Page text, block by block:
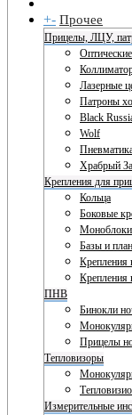
+- Прочее
Прицелы, ЛЦУ,
Лазерные
Патроны
Black
Wolf
Храбрый
Крепления для
Кольца
Боковые
Моноблоки
Базы и
Крепления
Крепления
ПНВ
Бинокли
Прицелы
Тепловизоры
Измерительные